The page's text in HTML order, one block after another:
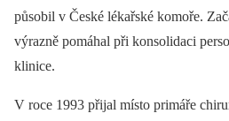
působil v České lékařské komoře.
výrazně pomáhal při konsolidaci
klinice.
V roce 1993 přijal místo primáře